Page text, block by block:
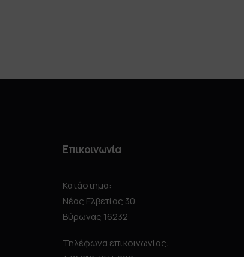
Επικοινωνία
Κατάστημα:
Νέας Ελβετίας 30,
Βύρωνας 16232
Τηλέφωνα επικοινωνίας: